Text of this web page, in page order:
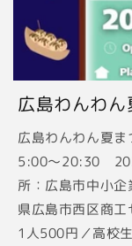
広島わんわ
広島わんわん夏
5:00〜20:30
所：広島市中小
県広島市西区商
1人500円／高校